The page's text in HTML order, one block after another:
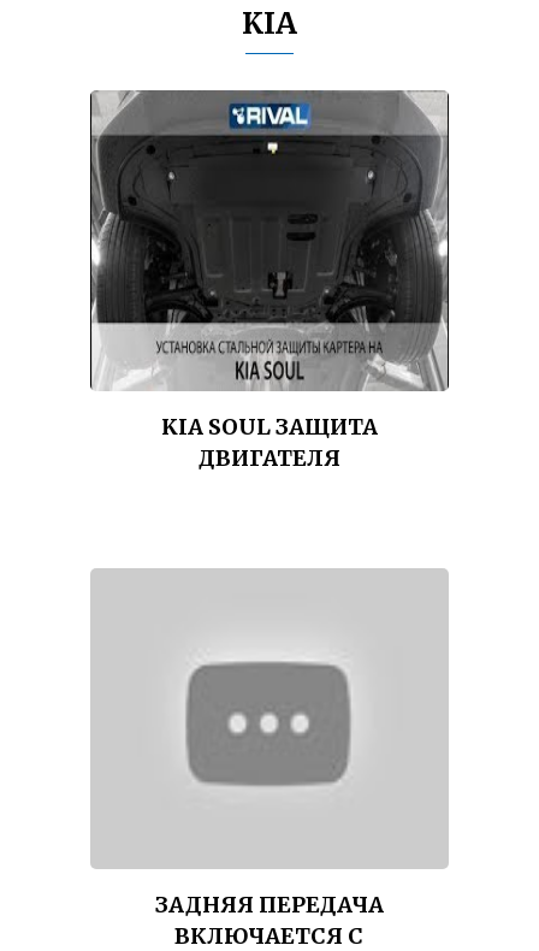
KIA
KIA SOUL ЗАЩИТА
ДВИГАТЕЛЯ
ЗАДНЯЯ ПЕРЕДАЧА
ВКЛЮЧАЕТСЯ С